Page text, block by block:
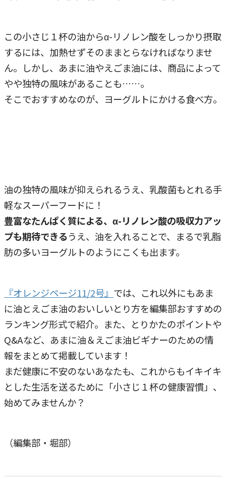
この小さじ１杯の油からα-リノレン酸をしっかり摂取
するには、加熱せずそのままとらなければなりませ
ん。しかし、あまに油やえごま油には、商品によって
やや独特の風味があることも……。
そこでおすすめなのが、ヨーグルトにかける食べ方。
油の独特の風味が抑えられるうえ、乳酸菌もとれる手
軽なスーパーフードに！
豊富なたんぱく質による、α-リノレン酸の吸収力アッ
プも期待できるうえ、油を入れることで、まるで乳脂
肪の多いヨーグルトのようにこくも出ます。
『オレンジページ11/2号』 では、これ以外にもあま
に油とえごま油のおいしいとり方を編集部おすすめの
ランキング形式で紹介。また、とりかたのポイントや
Q&Aなど、あまに油＆えごま油ビギナーのための情
報をまとめて掲載しています！
まだ健康に不安のないあなたも、これからもイキイキ
とした生活を送るために「小さじ１杯の健康習慣」、
始めてみませんか？
（編集部・堀部）